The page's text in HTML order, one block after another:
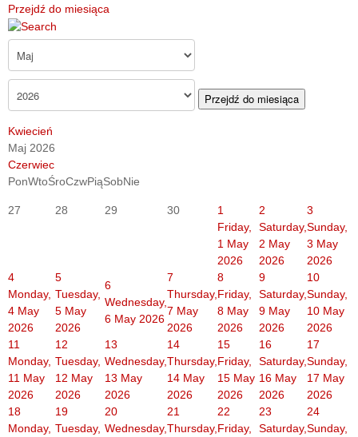
Przejdź do miesiąca
Przejdź do miesiąca
Kwiecień
Maj 2026
Czerwiec
PonWtoŚroCzwPiąSobNie
27 28 29 30
1
Friday,
1 May
2026
2
Saturday,
2 May
2026
3
Sunday,
3 May
2026
4
Monday,
4 May
2026
5
Tuesday,
5 May
2026
6
Wednesday,
6 May 2026
7
Thursday,
7 May
2026
8
Friday,
8 May
2026
9
Saturday,
9 May
2026
10
Sunday,
10 May
2026
11
Monday,
11 May
2026
12
Tuesday,
12 May
2026
13
Wednesday,
13 May
2026
14
Thursday,
14 May
2026
15
Friday,
15 May
2026
16
Saturday,
16 May
2026
17
Sunday,
17 May
2026
18
Monday,
19
Tuesday,
20
Wednesday,
21
Thursday,
22
Friday,
23
Saturday,
24
Sunday,